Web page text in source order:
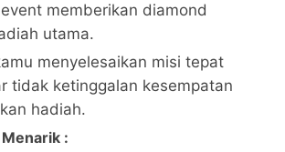
memberikan diamond
utama.
menyelesaikan misi tepat
tidak ketinggalan kesempatan
hadiah.
: